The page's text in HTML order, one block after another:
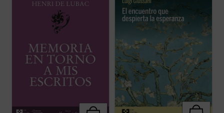
primeros veinte años yMemoria en torno a
. Ambas Memorias nos
permiten conocer la vida y la obra de Henri
de Lubac desde su nacimiento en 1896
hasta el final de su período militar ...
diálogo en asamblea y la síntesis, hasta
ahora inéditos, de Luigi Giussani con
jóvenes universitarios de Comunión y
Liberación en 1985. Giussani propone una
inversión de perspectiva: las necesidades